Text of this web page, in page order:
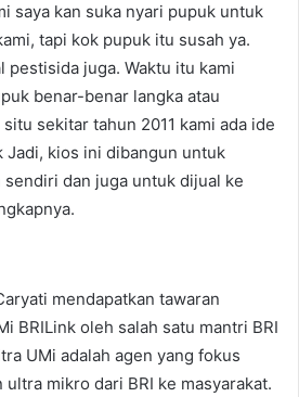
saya kan suka nyari pupuk untuk
tapi kok pupuk itu susah ya.
pestisida juga. Waktu itu kami
benar-benar langka atau
sekitar tahun 2011 kami ada ide
Jadi, kios ini dibangun untuk
dan juga untuk dijual ke
mendapatkan tawaran
BRILink oleh salah satu mantri BRI
UMi adalah agen yang fokus
mikro dari BRI ke masyarakat.